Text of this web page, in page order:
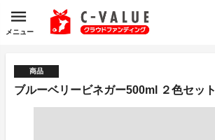
メニュー
商品
ブルーベリービネガー500ml ２色セット